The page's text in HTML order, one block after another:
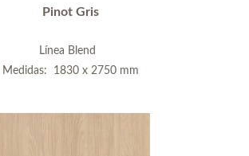
Pinot Gris
Línea Blend
Medidas: 1830 x 2750 mm